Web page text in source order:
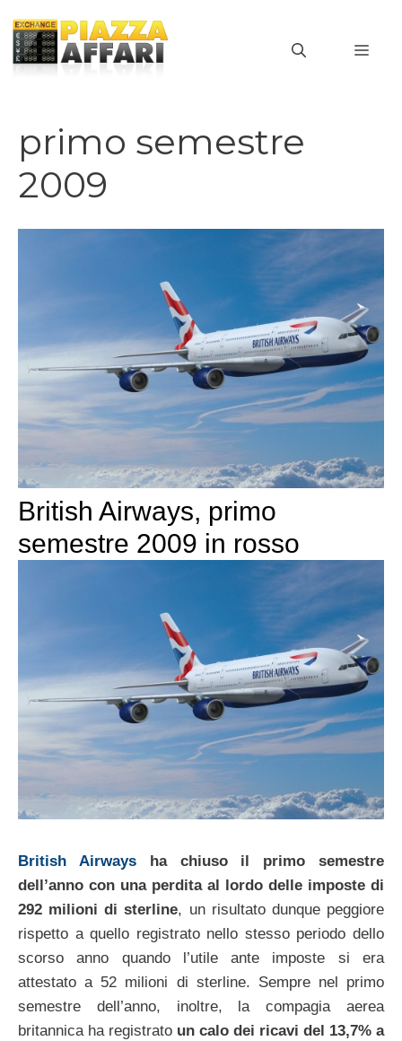
contenuto
primo semestre
2009
British Airways, primo
semestre 2009 in rosso
British Airwaysha chiuso il primo semestre
dell’anno con una perdita al lordo delle imposte di
292 milioni di sterline, un risultato dunque peggiore
rispetto a quello registrato nello stesso periodo dello
scorso anno quando l’utile ante imposte si era
attestato a 52 milioni di sterline. Sempre nel primo
semestre dell’anno, inoltre, la compagia aerea
britannica ha registrato un calo dei ricavi del 13,7% a